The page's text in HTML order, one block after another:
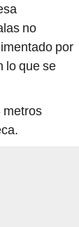
no
por
lo que se
metros